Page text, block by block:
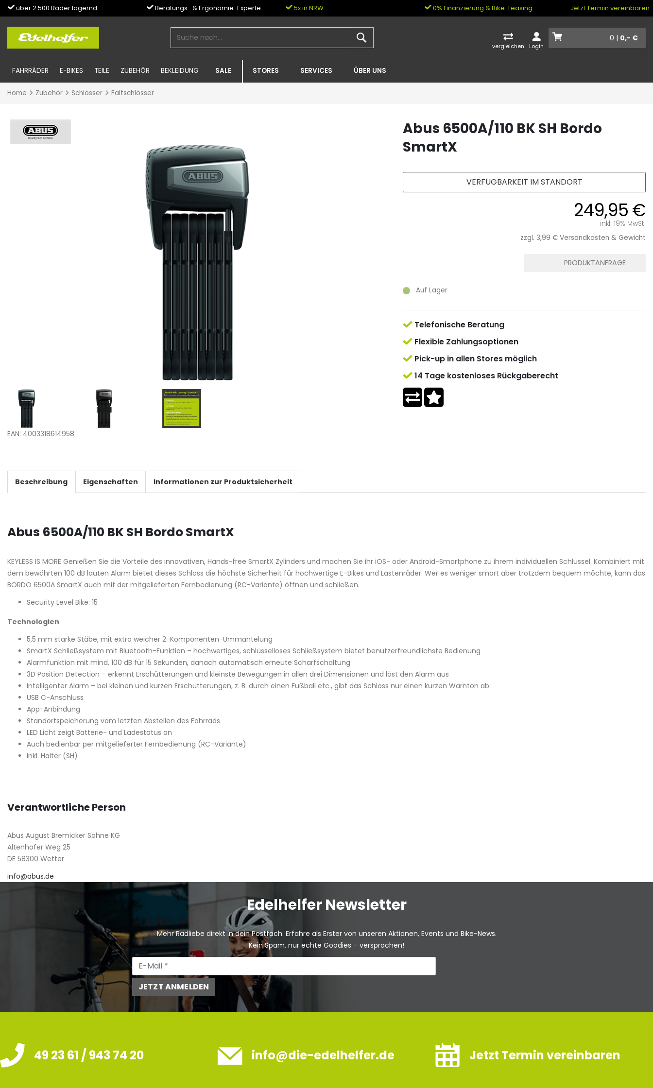
über 2.500 Räder lagernd Beratungs- & Ergonomie-Experte 5x in NRW 0% Finanzierung & Bike-Leasing Jetzt Termin vereinbaren
vergleichen Login
0 | 0,- €
FAHRRÄDER E-BIKES TEILE ZUBEHÖR BEKLEIDUNG SALE STORES SERVICES ÜBER UNS
Home Zubehör Schlösser Faltschlösser
EAN: 4003318614958
Abus 6500A/110 BK SH Bordo
SmartX
249,95 €
inkl. 19% MwSt.
zzgl. 3,99 € Versandkosten & Gewicht
Auf Lager
PRODUKTANFRAGE
VERFÜGBARKEIT IM STANDORT
Telefonische Beratung
Flexible Zahlungsoptionen
Pick-up in allen Stores möglich
14 Tage kostenloses Rückgaberecht
Beschreibung Eigenschaften Informationen zur Produktsicherheit
Abus 6500A/110 BK SH Bordo SmartX
KEYLESS IS MORE Genießen Sie die Vorteile des innovativen, Hands-free SmartX Zylinders und machen Sie ihr iOS- oder Android-Smartphone zu ihrem individuellen Schlüssel. Kombiniert mit
dem bewährten 100 dB lauten Alarm bietet dieses Schloss die höchste Sicherheit für hochwertige E-Bikes und Lastenräder. Wer es weniger smart aber trotzdem bequem möchte, kann das
BORDO 6500A SmartX auch mit der mitgelieferten Fernbedienung (RC-Variante) öffnen und schließen.
Security Level Bike: 15
Technologien
5,5 mm starke Stäbe, mit extra weicher 2-Komponenten-Ummantelung
SmartX Schließsystem mit Bluetooth-Funktion – hochwertiges, schlüsselloses Schließsystem bietet benutzerfreundlichste Bedienung
Alarmfunktion mit mind. 100 dB für 15 Sekunden, danach automatisch erneute Scharfschaltung
3D Position Detection – erkennt Erschütterungen und kleinste Bewegungen in allen drei Dimensionen und löst den Alarm aus
Intelligenter Alarm – bei kleinen und kurzen Erschütterungen, z. B. durch einen Fußball etc., gibt das Schloss nur einen kurzen Warnton ab
USB C-Anschluss
App-Anbindung
Standortspeicherung vom letzten Abstellen des Fahrrads
LED Licht zeigt Batterie- und Ladestatus an
Auch bedienbar per mitgelieferter Fernbedienung (RC-Variante)
Inkl. Halter (SH)
Verantwortliche Person
Abus August Bremicker Söhne KG
Altenhofer Weg 25
DE 58300 Wetter
info@abus.de
Edelhelfer Newsletter
Mehr Radliebe direkt in dein Postfach: Erfahre als Erster von unseren Aktionen, Events und Bike-News.
Kein Spam, nur echte Goodies – versprochen!
JETZT ANMELDEN
49 23 61 / 943 74 20 info@die-edelhelfer.de Jetzt Termin vereinbaren